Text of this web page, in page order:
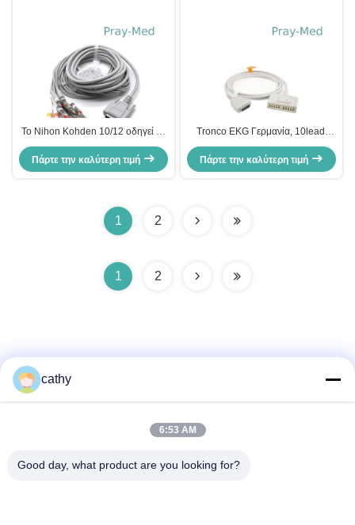
Το Nihon Kohden 10/12 οδηγεί το
καλώδιο EKG με τον αντιστάτη
Grabber/την μπανάνα 3m/10ft
Πάρτε την καλύτερη τιμή
Tronco EKG Γερμανία, 10lead,
2.4m καλωδίων της Γερμανίας
Marquette Mac με το πρότυπο
MAC500/1100 10 καλωδίων
Πάρτε την καλύτερη τιμή
1 2
1 2
4ος-5ος όροφος, κτίριο 3,19 North Danzi Road, οδός
cathy
6:53 AM
Good day, what product are you looking for?